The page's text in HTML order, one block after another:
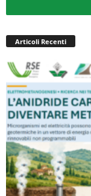
Articoli Recenti